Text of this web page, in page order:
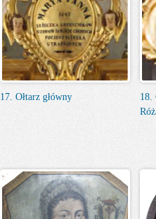
17. Ołtarz główny
18.